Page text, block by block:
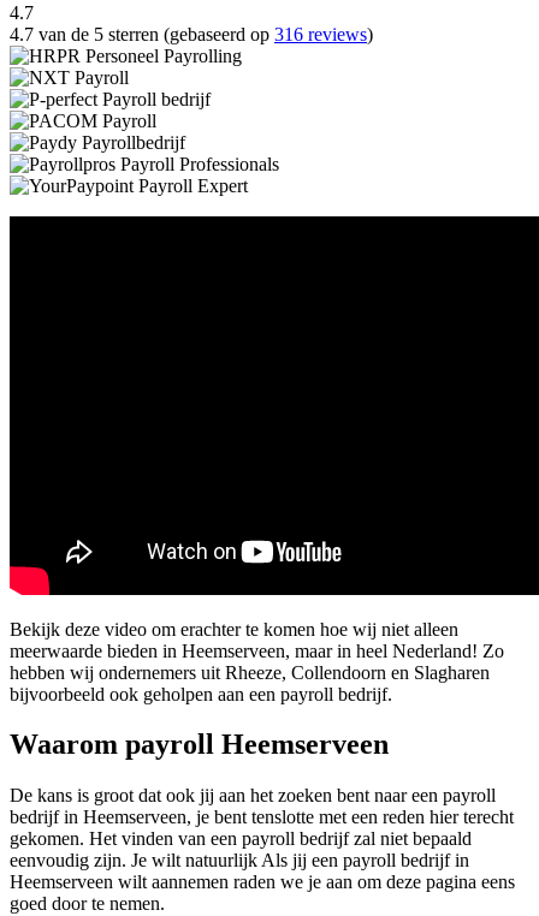
4.7
4.7 van de 5 sterren (gebaseerd op 316 reviews)
Bekijk deze video om erachter te komen hoe wij niet alleen
meerwaarde bieden in Heemserveen, maar in heel Nederland! Zo
hebben wij ondernemers uit Rheeze, Collendoorn en Slagharen
bijvoorbeeld ook geholpen aan een payroll bedrijf.
Waarom payroll Heemserveen
De kans is groot dat ook jij aan het zoeken bent naar een payroll
bedrijf in Heemserveen, je bent tenslotte met een reden hier terecht
gekomen. Het vinden van een payroll bedrijf zal niet bepaald
eenvoudig zijn. Je wilt natuurlijk Als jij een payroll bedrijf in
Heemserveen wilt aannemen raden we je aan om deze pagina eens
goed door te nemen.